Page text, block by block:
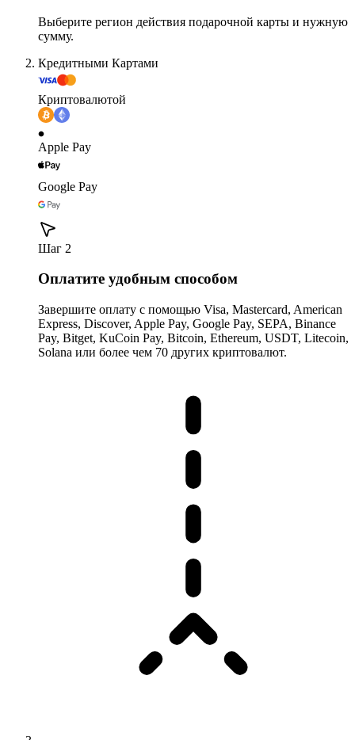
Выберите регион действия подарочной карты и нужную
сумму.
Кредитными Картами
Криптовалютой
Apple Pay
Google Pay
Шаг 2
Оплатите удобным способом
Завершите оплату с помощью Visa, Mastercard, American
Express, Discover, Apple Pay, Google Pay, SEPA, Binance
Pay, Bitget, KuCoin Pay, Bitcoin, Ethereum, USDT, Litecoin,
Solana или более чем 70 других криптовалют.